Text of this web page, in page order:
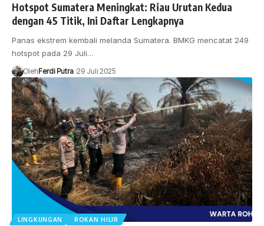
Hotspot Sumatera Meningkat: Riau Urutan Kedua
dengan 45 Titik, Ini Daftar Lengkapnya
Panas ekstrem kembali melanda Sumatera. BMKG mencatat 249
hotspot pada 29 Juli…
OlehFerdi Putra 29 Juli 2025
LINGKUNGAN ROKAN HILIR